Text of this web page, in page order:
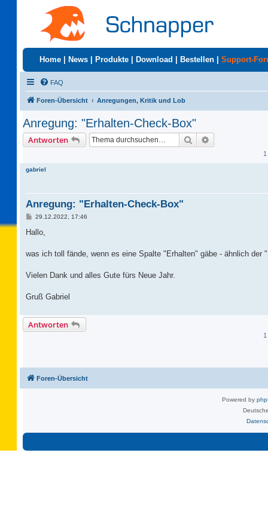
Home News Produkte Download Bestellen Support-
FAQ
Foren-Übersicht Anregungen, Kritik und Lob
Anregung: "Erhalten-Check-Box"
Antworten Suche
gabriel
Anregung: "Erhalten-Check-Box"
B
i
a
29.12.2022, 17:46
Hallo,
was ich toll fände, wenn es eine Spalte "Erhalten" gäbe - ähnlich
Vielen Dank und alles Gute fürs Neue Jahr.
Gruß Gabriel
Antworten
Foren-Übersicht
Powered by